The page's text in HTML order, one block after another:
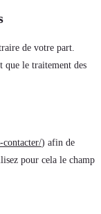
de votre part.
que le traitement des
) afin de
pour cela le champ